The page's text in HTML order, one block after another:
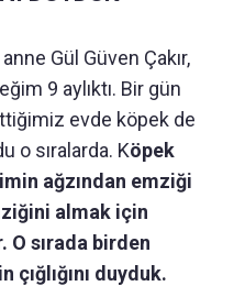
Gül Güven Çakır,
9 aylıktı. Bir gün
evde köpek de
o sıralarda. Köpek
ağzından emziği
almak için
sırada birden
duyduk.